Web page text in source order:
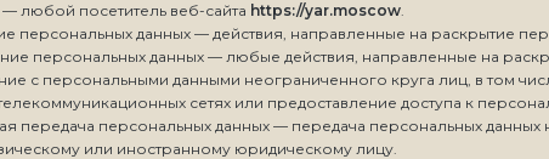
— любой посетитель веб-сайта https://yar.moscow.
персональных данных — действия, направленные на раскрытие
персональных данных — любые действия, направленные на
с персональными данными неограниченного круга лиц, в том
сетях или предоставление доступа к
передача персональных данных — передача персональных
или иностранному юридическому лицу.